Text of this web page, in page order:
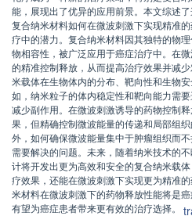
能，展现出了优异的应用前景。本文综述
复合纳米材料如何在微波刺激下实现精准
疗中的潜力。复合纳米材料因其独特的物
物相容性，被广泛应用于癌症治疗中。在
的精准控制释放，从而提高治疗效果并减
米载体在生物体内的分布、靶向性和生物
如，纳米粒子的体内稳定性和靶向能力需
减少副作用。在微波刺激诱导的药物控制
果，但精确控制微波能量的传递和局部组
外，如何确保微波能量集中于肿瘤组织而
需要解决的问题。未来，随着纳米技术的
计将开发出更为高效和安全的复合纳米载
疗效果，还能在微波刺激下实现更为精准
米材料在微波刺激下的药物释放性能将是
有望为癌症患者带来更有效的治疗选择。